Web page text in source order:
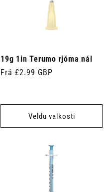
19g 1in Terumo rjóma nál
Venjulegt
Frá £2.99 GBP
Veldu valkosti